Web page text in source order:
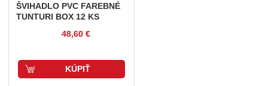
ŠVIHADLO PVC FAREBNÉ
TUNTURI BOX 12 KS
48,60 €
KÚPIŤ